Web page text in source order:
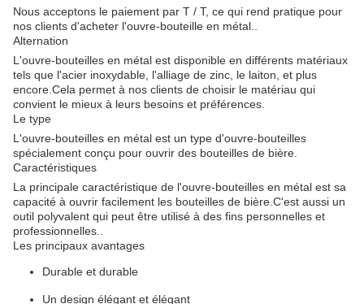
Nous acceptons le paiement par T / T, ce qui rend pratique pour
nos clients d'acheter l'ouvre-bouteille en métal..
Alternation
L'ouvre-bouteilles en métal est disponible en différents matériaux
tels que l'acier inoxydable, l'alliage de zinc, le laiton, et plus
encore.Cela permet à nos clients de choisir le matériau qui
convient le mieux à leurs besoins et préférences.
Le type
L'ouvre-bouteilles en métal est un type d'ouvre-bouteilles
spécialement conçu pour ouvrir des bouteilles de bière.
Caractéristiques
La principale caractéristique de l'ouvre-bouteilles en métal est sa
capacité à ouvrir facilement les bouteilles de bière.C'est aussi un
outil polyvalent qui peut être utilisé à des fins personnelles et
professionnelles..
Les principaux avantages
Durable et durable
Un design élégant et élégant